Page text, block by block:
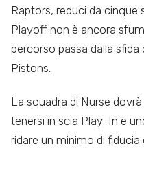
Raptors, reduci da
Playoff non è ancora
percorso passa dalla
Pistons.
La squadra di Nurse
tenersi in scia Play-In e
ridare un minimo di fiducia